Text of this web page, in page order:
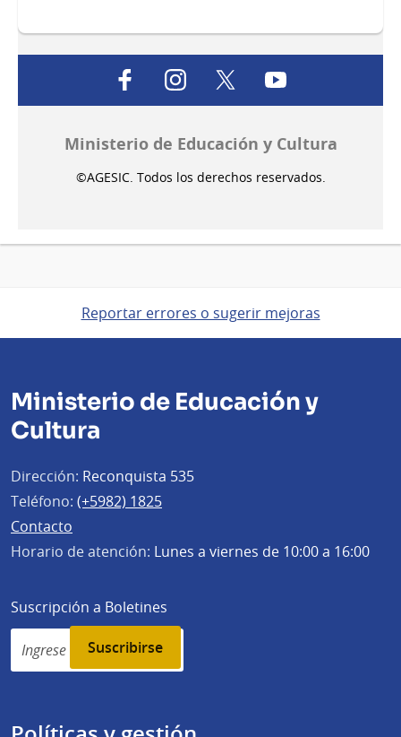
facebook instagramtwitter
Ministerio de Educación y Cultura
©AGESIC. Todos los derechos reservados.
Reportar errores o sugerir mejoras
Ministerio de Educación y
Cultura
Dirección: Reconquista 535
Teléfono: (+5982) 1825
Contacto
Horario de atención: Lunes a viernes de 10:00 a 16:00
Suscripción a Boletines
Simplenews
subscription